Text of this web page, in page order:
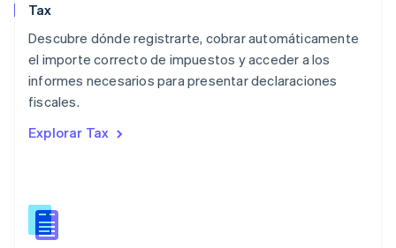
Tax
Descubre dónde registrarte, cobrar automáticamente
el importe correcto de impuestos y acceder a los
informes necesarios para presentar declaraciones
fiscales.
Explorar Tax
Malta
English
México
Noruega
English
Polonia
English